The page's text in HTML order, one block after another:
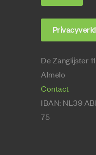
De Zanglijster
Almelo
Contact
IBAN: NL39
75